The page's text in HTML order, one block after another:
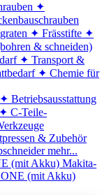
✦
✦ Frässtifte ✦
& schneiden)
✦ Transport &
✦ Chemie für
✦ Betriebsausstattung
✦ C-Teile-
& Zubehör
mehr...
(mit Akku) Makita-
(mit Akku)